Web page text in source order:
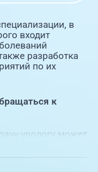
в
входит
разработка
по их
к
урологу может
заболевание.